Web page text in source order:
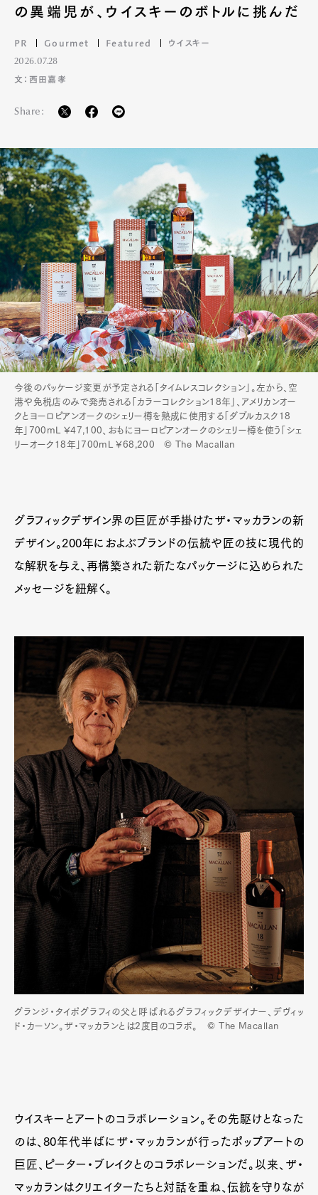
の異端児が、ウイスキーのボトルに挑んだ
PR Gourmet Featured ウイスキー
2026.07.28
文：西田嘉孝
Share:
今後のパッケージ変更が予定される「タイムレスコレクション」。左から、空
港や免税店のみで発売される「カラーコレクション18年」、アメリカンオー
クとヨーロピアンオークのシェリー樽を熟成に使用する「ダブルカスク18
年」700mL ¥47,100、おもにヨーロピアンオークのシェリー樽を使う「シェ
リーオーク18年」700mL ¥68,200 © The Macallan
グラフィックデザイン界の巨匠が手掛けたザ・マッカランの新
デザイン。200年におよぶブランドの伝統や匠の技に現代的
な解釈を与え、再構築された新たなパッケージに込められた
メッセージを紐解く。
グランジ・タイポグラフィの父と呼ばれるグラフィックデザイナー、デヴィッ
ド・カーソン。ザ・マッカランとは2度目のコラボ。 © The Macallan
ウイスキーとアートのコラボレーション。その先駆けとなった
のは、80年代半ばにザ・マッカランが行ったポップアートの
巨匠、ピーター・ブレイクとのコラボレーションだ。以来、ザ・
マッカランはクリエイターたちと対話を重ね、伝統を守りなが